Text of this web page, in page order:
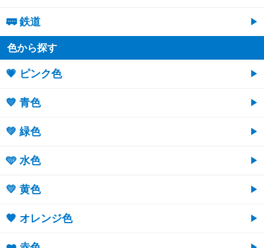
🚃 鉄道
色から探す
💗 ピンク色
💙 青色
💚 緑色
🩵 水色
💛 黄色
🧡 オレンジ色